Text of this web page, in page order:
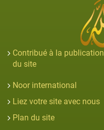
Contribué à la publication
du site
Noor international
Liez votre site avec nous
Plan du site